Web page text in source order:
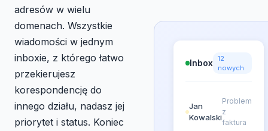
adresów w wielu
domenach. Wszystkie
wiadomości w jednym
inboxie, z którego łatwo
przekierujesz
korespondencję do
innego działu, nadasz jej
priorytet i status. Koniec
Inbox
12
nowych
Jan
Kowalski
Problem
z
faktura